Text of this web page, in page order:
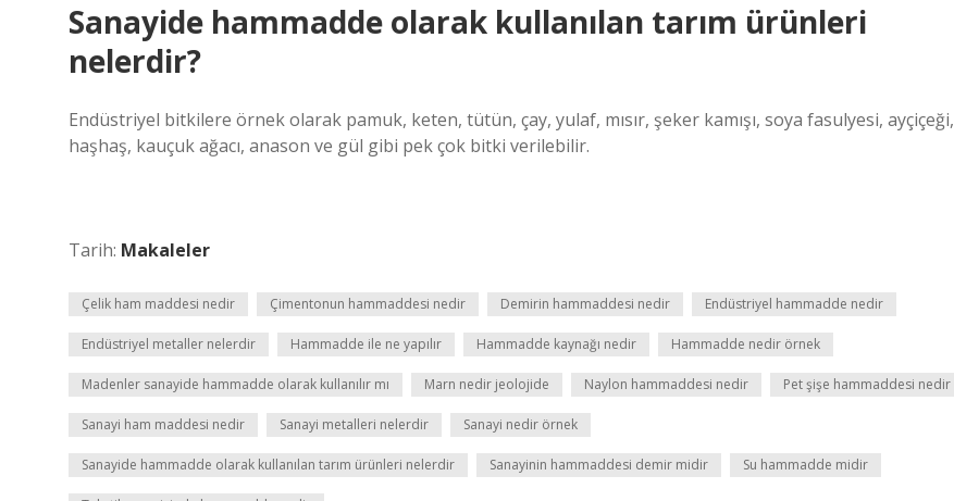
Sanayide hammadde olarak kullanılan tarım ürünleri
nelerdir?
Endüstriyel bitkilere örnek olarak pamuk, keten, tütün, çay, yulaf, mısır, şeker kamışı, soya fasulyesi, ayçiçeği,
haşhaş, kauçuk ağacı, anason ve gül gibi pek çok bitki verilebilir.
Tarih: Makaleler
Çelik ham maddesi nedir Çimentonun hammaddesi nedir Demirin hammaddesi nedir Endüstriyel hammadde nedir
Endüstriyel metaller nelerdir Hammadde ile ne yapılır Hammadde kaynağı nedir Hammadde nedir örnek
Madenler sanayide hammadde olarak kullanılır mı Marn nedir jeolojide Naylon hammaddesi nedir Pet şişe hammaddesi nedir
Sanayi ham maddesi nedir Sanayi metalleri nelerdir Sanayi nedir örnek
Sanayide hammadde olarak kullanılan tarım ürünleri nelerdir Sanayinin hammaddesi demir midir Su hammadde midir